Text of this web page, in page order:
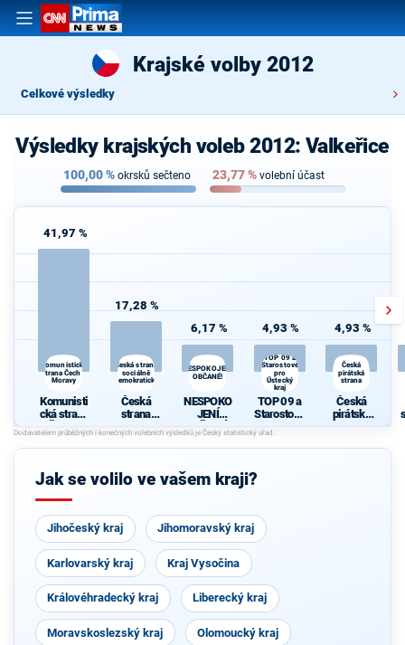
Krajské volby 2012
Celkové výsledky
Výsledky krajských voleb 2012: Valkeřice
100,00% okrsků sečteno 23,77% volební účast
41,97 %
Komunistická
strana Čech a
Moravy
Komunisti
cká strana
Čech a
Moravy
17,28 %
Česká strana
sociálně
demokratická
Česká
strana
sociálně
demokrati
cká
6,17 %
NESPOKOJENÍ
OBČANÉ!
NESPOKO
JENÍ
OBČANÉ!
4,93 %
TOP 09 a
Starostové
pro
Ústecký
kraj
TOP 09 a
Starostové
pro
Ústecký
kraj
4,93 %
Česká
pirátská
strana
Česká
pirátská
strana
Jak se volilo ve vašem kraji?
Jihočeský kraj Jihomoravský kraj
Karlovarský kraj Kraj Vysočina
Královéhradecký kraj Liberecký kraj
Moravskoslezský kraj Olomoucký kraj